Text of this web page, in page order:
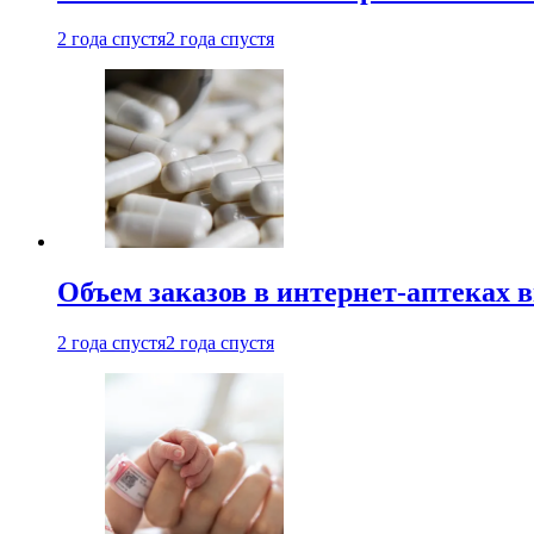
2 года спустя2 года спустя
Объем заказов в интернет-аптеках
2 года спустя2 года спустя